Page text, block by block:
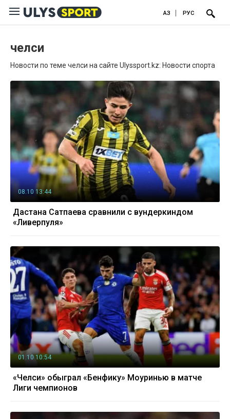
ҚАЗ РУС
челси
Новости по теме челси на сайте Ulyssport.kz: Новости спорта
08.10 13:44
Дастана Сатпаева сравнили с вундеркиндом
«Ливерпуля»
01.10 10:54
«Челси» обыграл «Бенфику» Моуринью в матче
Лиги чемпионов